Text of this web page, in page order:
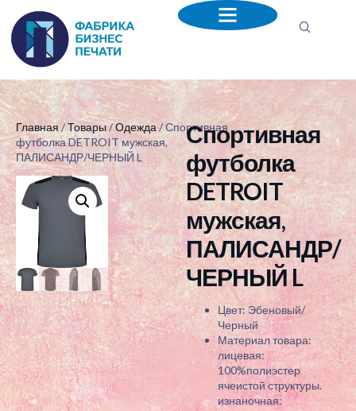
Главная/Товары/Одежда / Спортивная
футболка DETROIT мужская,
ПАЛИСАНДР/ЧЕРНЫЙ L
Спортивная
футболка
DETROIT
мужская,
ПАЛИСАНДР/
ЧЕРНЫЙ L
Цвет: Эбеновый/
Черный
Материал товара:
лицевая:
100%полиэстер
ячеистой структуры.
изнаночная: